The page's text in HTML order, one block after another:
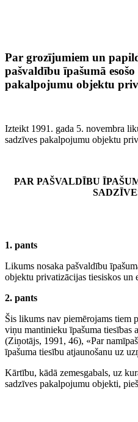
Par grozījumiem un
pašvaldību īpašumā
pakalpojumu objektu
Izteikt 1991. gada 5. novembra
sadzīves pakalpojumu objektu
PAR PAŠVALDĪBU
1. pants
Likums nosaka pašvaldību
objektu privatizācijas tiesiskos un
2. pants
Šis likums nav piemērojams tiem
viņu mantinieku īpašuma tiesības
(Ziņotājs, 1991, 46), «Par
īpašuma tiesību atjaunošanu uz
Kārtību, kādā zemesgabals, uz
sadzīves pakalpojumu objekti,